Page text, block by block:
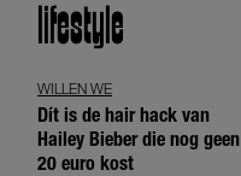
lifestyle
WILLEN WE
Dít is de hair hack van
Hailey Bieber die nog geen
20 euro kost